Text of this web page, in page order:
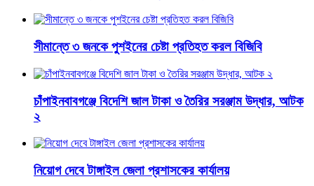
সীমান্তে ৩ জনকে পুশইনের চেষ্টা প্রতিহত করল বিজিবি
চাঁপাইনবাবগঞ্জে বিদেশি জাল টাকা ও তৈরির সরঞ্জাম উদ্ধার, আটক
২
নিয়োগ দেবে টাঙ্গাইল জেলা প্রশাসকের কার্যালয়